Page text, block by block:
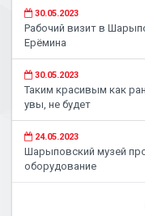
30.05.2023
Рабочий визит в
Ерёмина
30.05.2023
Таким красивым как
увы, не будет
24.05.2023
Шарыповский музей
оборудование